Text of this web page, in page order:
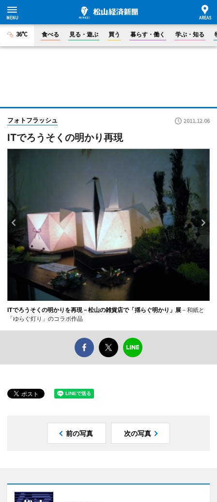
36°C 食べる 見る・遊ぶ 買う 暮らす・働く 学ぶ・知る
フォトフラッシュ 2011.12.06
ITでろうそくの明かり再現
ITでろうそくの明かりを再現－松山の雑貨店で「揺らぐ明かり」展 －和紙と
「ゆらぐ灯り」のコラボ作品
前の写真 次の写真